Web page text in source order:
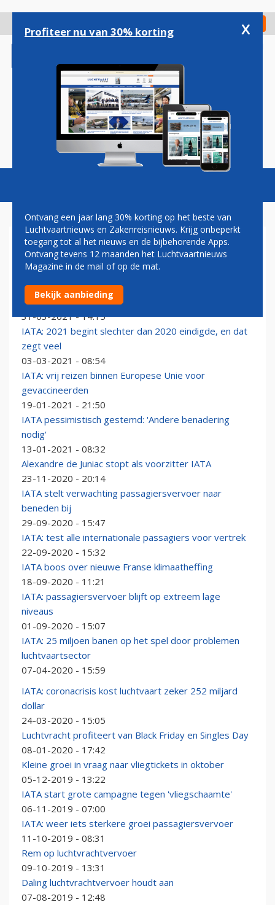
gaan
Check in
Magazine Podcasts Vacatures
ALEXANDRE DE JUNIAC
IATA-onderzoek: snelle antigeentest betrouwbaar en
goedkoop
31-03-2021 - 14:15
IATA: 2021 begint slechter dan 2020 eindigde, en dat
zegt veel
03-03-2021 - 08:54
IATA: vrij reizen binnen Europese Unie voor
gevaccineerden
19-01-2021 - 21:50
IATA pessimistisch gestemd: 'Andere benadering
nodig'
13-01-2021 - 08:32
Alexandre de Juniac stopt als voorzitter IATA
23-11-2020 - 20:14
IATA stelt verwachting passagiersvervoer naar
beneden bij
29-09-2020 - 15:47
IATA: test alle internationale passagiers voor vertrek
22-09-2020 - 15:32
IATA boos over nieuwe Franse klimaatheffing
18-09-2020 - 11:21
IATA: passagiersvervoer blijft op extreem lage
niveaus
01-09-2020 - 15:07
IATA: 25 miljoen banen op het spel door problemen
luchtvaartsector
07-04-2020 - 15:59
IATA: coronacrisis kost luchtvaart zeker 252 miljard
dollar
24-03-2020 - 15:05
Luchtvracht profiteert van Black Friday en Singles Day
08-01-2020 - 17:42
Kleine groei in vraag naar vliegtickets in oktober
05-12-2019 - 13:22
IATA start grote campagne tegen 'vliegschaamte'
06-11-2019 - 07:00
IATA: weer iets sterkere groei passagiersvervoer
11-10-2019 - 08:31
Rem op luchtvrachtvervoer
09-10-2019 - 13:31
Daling luchtvrachtvervoer houdt aan
07-08-2019 - 12:48
Profiteer nu van 30% korting x
Ontvang een jaar lang 30% korting op het beste van
Luchtvaartnieuws en Zakenreisnieuws. Krijg onbeperkt
toegang tot al het nieuws en de bijbehorende Apps.
Ontvang tevens 12 maanden het Luchtvaartnieuws
Magazine in de mail of op de mat.
Bekijk aanbieding